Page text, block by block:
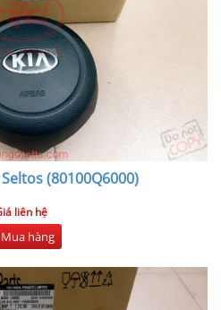
(80100Q6000)
liên hệ
hàng